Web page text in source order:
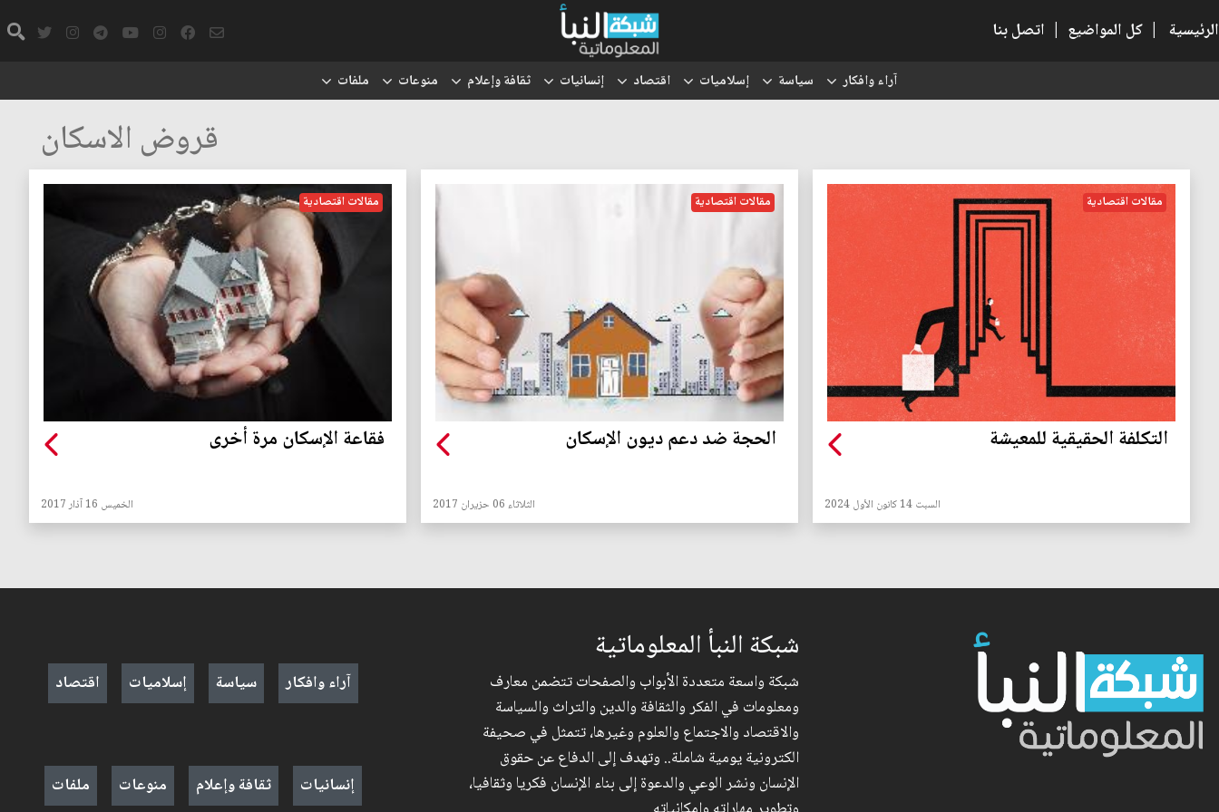
الرئيسية | كل المواضيع | اتصل بنا
آراء وافكار سياسة إسلاميات اقتصاد إنسانيات ثقافة وإعلام منوعات ملفات
قروض الاسكان
مقالات اقتصادية
التكلفة الحقيقية للمعيشة
السبت 14 كانون الأول 2024
مقالات اقتصادية
الحجة ضد دعم ديون الإسكان
الثلاثاء 06 حزيران 2017
مقالات اقتصادية
فقاعة الإسكان مرة أخرى
الخميس 16 آذار 2017
شبكة النبأ المعلوماتية
شبكة واسعة متعددة الأبواب والصفحات تتضمن معارف
ومعلومات في الفكر والثقافة والدين والتراث والسياسة
والاقتصاد والاجتماع والعلوم وغيرها، تتمثل في صحيفة
الكترونية يومية شاملة.. وتهدف إلى الدفاع عن حقوق
الإنسان ونشر الوعي والدعوة إلى بناء الإنسان فكريا وثقافيا،
آراء وافكار سياسة إسلاميات اقتصاد
إنسانيات ثقافة وإعلام منوعات ملفات